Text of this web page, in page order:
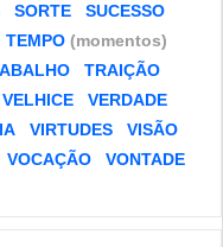
SORTE
SUCESSO
TEMPO (momentos)
TRAIÇÃO
VELHICE
VERDADE
VIRTUDES
VISÃO
VOCAÇÃO
VONTADE